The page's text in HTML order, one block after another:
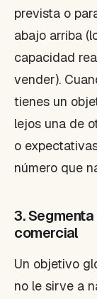
prevista o
abajo arriba
capacidad
vender).
tienes un
lejos una de
o
número que
3.
comercial
Un objetivo
no le sirve a